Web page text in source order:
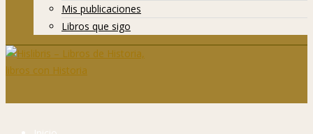
Mis publicaciones
Libros que sigo